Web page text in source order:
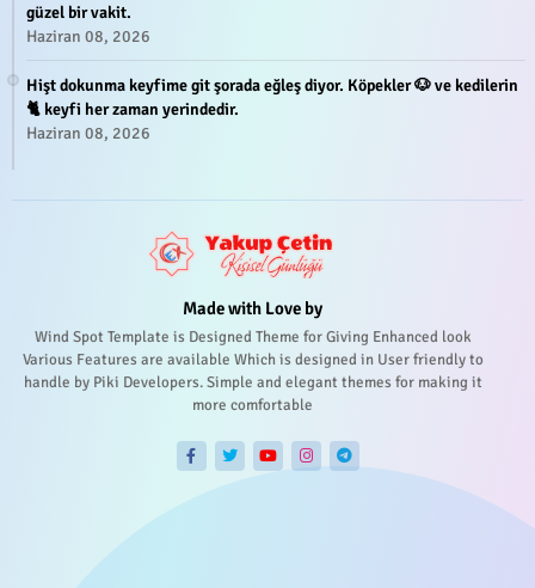
güzel bir vakit.
Haziran 08, 2026
Hişt dokunma keyfime git şorada eğleş diyor. Köpekler 🐶 ve kedilerin
🐈 keyfi her zaman yerindedir.
Haziran 08, 2026
Made with Love by
Wind Spot Template is Designed Theme for Giving Enhanced look
Various Features are available Which is designed in User friendly to
handle by Piki Developers. Simple and elegant themes for making it
more comfortable